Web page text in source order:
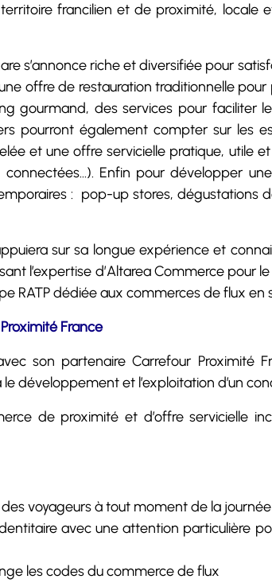
francilien et de proximité, locale
s’annonce riche et diversifiée pour
offre de restauration traditionnelle
gourmand, des services pour faciliter
pourront également compter sur les
et une offre servicielle pratique, utile
connectées…). Enfin pour développer
: pop-up stores, dégustations
sur sa longue expérience et
l’expertise d’Altarea Commerce
RATP dédiée aux commerces de flux en
France
son partenaire Carrefour Proximité
développement et l’exploitation d’un
de proximité et d’offre servicielle
voyageurs à tout moment de la journée
avec une attention particulière
les codes du commerce de flux